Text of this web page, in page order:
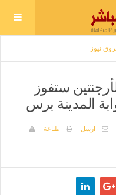
نيوز
ستفوز
ارسل
طباعة